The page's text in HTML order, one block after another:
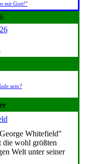
mit Gott!"
sein?
Whitefield"
die wohl größten
Welt unter seiner